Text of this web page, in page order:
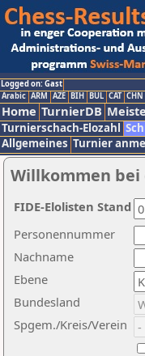
Logged on: Gast
Arabic ARM AZE BIH BUL CAT CHN
Home TurnierDB
Turnierschach-Elozahl
Allgemeines Turnier
Willkommen bei
Nachname
Ebene
Personennummer
Bundesland
Spgem./Kreis/Verein
FIDE-Elolisten Stand